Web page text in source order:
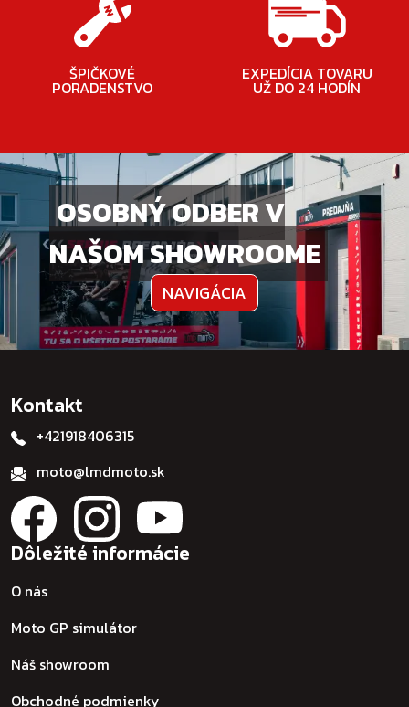
ŠPIČKOVÉ
PORADENSTVO
EXPEDÍCIA TOVARU
UŽ DO 24 HODÍN
OSOBNÝ ODBER V
NAŠOM SHOWROOME
NAVIGÁCIA
Kontakt
+421918406315
moto@lmdmoto.sk
Dôležité informácie
O nás
Moto GP simulátor
Náš showroom
Obchodné podmienky